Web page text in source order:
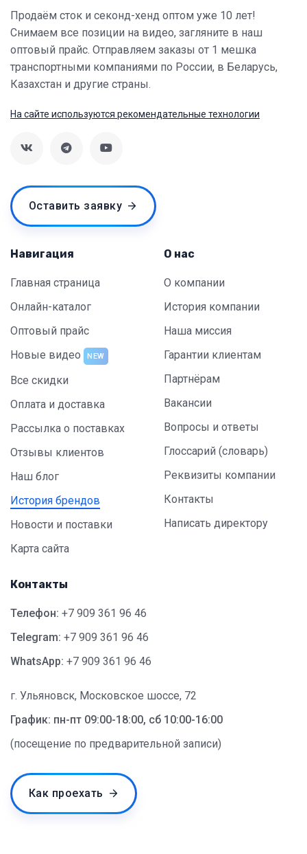
Продаём сток и секонд-хенд оптом уже 10 лет!
Снимаем все позиции на видео, загляните в наш
оптовый прайс. Отправляем заказы от 1 мешка
транспортными компаниями по России, в Беларусь,
Казахстан и другие страны.
На сайте используются рекомендательные технологии
Оставить заявку
Навигация
Главная страница
Онлайн-каталог
Оптовый прайс
Новые видео
NEW
Все скидки
Оплата и доставка
Рассылка о поставках
Отзывы клиентов
Наш блог
История брендов
Новости и поставки
Карта сайта
О нас
О компании
История компании
Наша миссия
Гарантии клиентам
Партнёрам
Вакансии
Вопросы и ответы
Глоссарий (словарь)
Реквизиты компании
Контакты
Написать директору
Контакты
Телефон: +7 909 361 96 46
Telegram: +7 909 361 96 46
WhatsApp: +7 909 361 96 46
г. Ульяновск, Московское шоссе, 72
График: пн-пт 09:00-18:00, сб 10:00-16:00
(посещение по предварительной записи)
Как проехать